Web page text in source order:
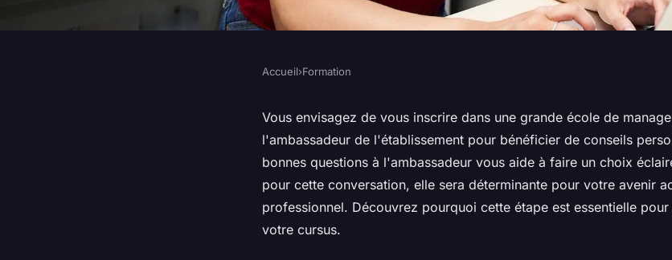
Grande école de management :
contactez l'ambassadeur de
l'établissement avant de vous lancer
Accueil›Formation
Vous envisagez de vous inscrire dans une grande école de
l'ambassadeur de l'établissement pour bénéficier de conseils
bonnes questions à l'ambassadeur vous aide à faire un choix
pour cette conversation, elle sera déterminante pour votre avenir
professionnel. Découvrez pourquoi cette étape est essentielle
votre cursus.